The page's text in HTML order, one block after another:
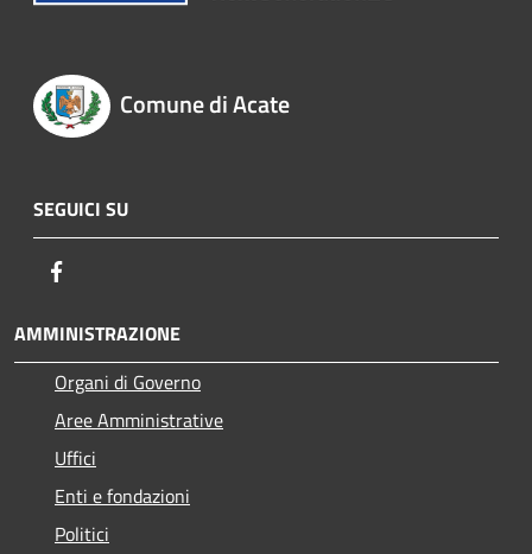
Comune di Acate
SEGUICI SU
AMMINISTRAZIONE
Organi di Governo
Aree Amministrative
Uffici
Enti e fondazioni
Politici